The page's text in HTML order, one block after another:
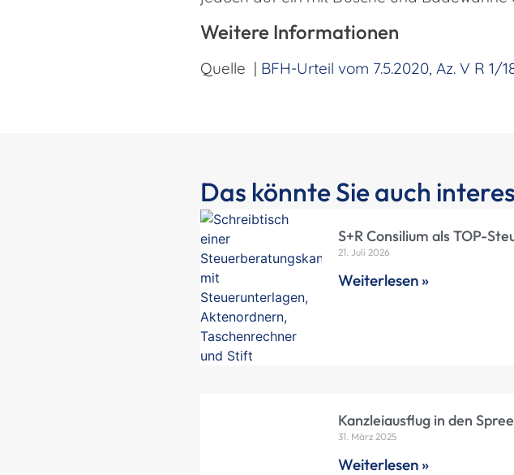
Weitere Informationen
Quelle | BFH-Urteil vom 7.5.2020, Az. V R 1/
Das könnte Sie auch
S+R Consilium als TOP-
21. Juli 2026
Weiterlesen »
Kanzleiausflug in den
31. März 2025
Weiterlesen »